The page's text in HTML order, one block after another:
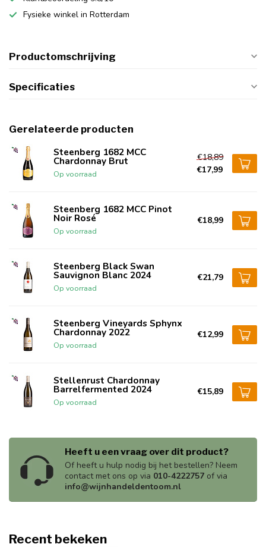
Fysieke winkel in Rotterdam
Productomschrijving
Specificaties
Gerelateerde producten
Steenberg 1682 MCC
Chardonnay Brut
Op voorraad
€18,89
€17,99
Steenberg 1682 MCC Pinot
Noir Rosé
Op voorraad
€18,99
Steenberg Black Swan
Sauvignon Blanc 2024
Op voorraad
€21,79
Steenberg Vineyards Sphynx
Chardonnay 2022
Op voorraad
€12,99
Stellenrust Chardonnay
Barrelfermented 2024
Op voorraad
€15,89
Heeft u een vraag over dit product?
Of heeft u hulp nodig bij het bestellen? Neem
contact met ons op via 010-4222757 of via
info@wijnhandeldentoom.nl
Recent bekeken